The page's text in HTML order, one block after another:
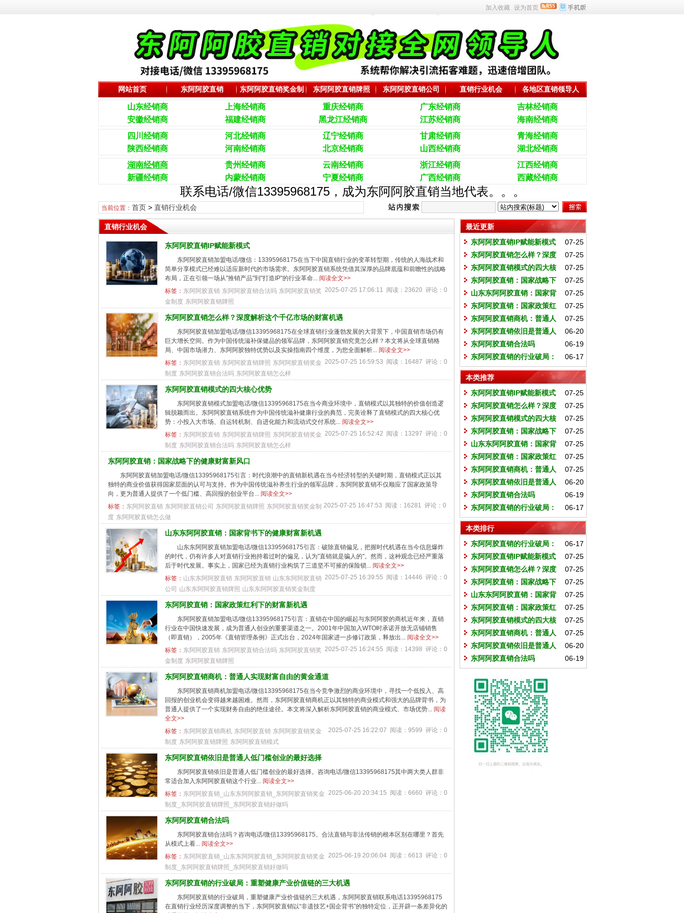
加入收藏 设为首页
网站首页 东阿阿胶直销
东阿阿胶直销奖金制
东阿阿胶直销牌照 东阿阿胶直销公司 直销行业机会 各地区直销领导人
山东经销商 上海经销商 重庆经销商 广东经销商
吉林经销商
安徽经销商
福建经销商 黑龙江经销商 江苏经销商
海南经销商
四川经销商
河北经销商 辽宁经销商 甘肃经销商
青海经销商
陕西经销商
河南经销商 北京经销商 山西经销商
湖北经销商
湖南经销商
贵州经销商 云南经销商 浙江经销商
江西经销商
新疆经销商
内蒙经销商 宁夏经销商 广西经销商 西藏经销商
联系电话/微信13395968175，成为东阿阿胶直销当地代表。。。
当前位置： 首页> 直销行业机会
直销行业机会
东阿阿胶直销IP赋能新模式
东阿阿胶直销加盟电话/微信：13395968175在当下中国直销行业的变革转型期，传统的人海战术和
简单分享模式已经难以适应新时代的市场需求。东阿阿胶直销系统凭借其深厚的品牌底蕴和前瞻性的战略
布局，正在引领一场从"推销产品"到"打造IP"的行业革命... 阅读全文>>
2025-07-25 17:06:11 阅读：23620 评论：0
标签： 东阿阿胶直销 东阿阿胶直销合法吗 东阿阿胶直销奖
金制度 东阿阿胶直销牌照
东阿阿胶直销怎么样？深度解析这个千亿市场的财富机遇
东阿阿胶直销加盟电话/微信13395968175在全球直销行业蓬勃发展的大背景下，中国直销市场仍有
巨大增长空间。作为中国传统滋补保健品的领军品牌，东阿阿胶直销究竟怎么样？本文将从全球直销格
局、中国市场潜力、东阿阿胶独特优势以及实操指南四个维度，为您全面解析... 阅读全文>>
2025-07-25 16:59:53 阅读：16487 评论：0
标签： 东阿阿胶直销 东阿阿胶直销牌照 东阿阿胶直销奖金
制度 东阿阿胶直销合法吗 东阿阿胶直销怎么样
东阿阿胶直销模式的四大核心优势
东阿阿胶直销模式加盟电话/微信13395968175在当今商业环境中，直销模式以其独特的价值创造逻
辑脱颖而出。东阿阿胶直销系统作为中国传统滋补健康行业的典范，完美诠释了直销模式的四大核心优
势：小投入大市场、自运转机制、自进化能力和流动式交付系统... 阅读全文>>
2025-07-25 16:52:42 阅读：13297 评论：0
标签： 东阿阿胶直销 东阿阿胶直销牌照 东阿阿胶直销奖金
制度 东阿阿胶直销合法吗 东阿阿胶直销怎么样
东阿阿胶直销：国家战略下的健康财富新风口
东阿阿胶直销加盟电话/微信13395968175引言：时代浪潮中的直销新机遇在当今经济转型的关键时期，直销模式正以其
独特的商业价值获得国家层面的认可与支持。作为中国传统滋补养生行业的领军品牌，东阿阿胶直销不仅顺应了国家政策导
向，更为普通人提供了一个低门槛、高回报的创业平台... 阅读全文>>
2025-07-25 16:47:53 阅读：16281 评论：0
标签： 东阿阿胶直销 东阿阿胶直销公司 东阿阿胶直销牌照 东阿阿胶直销奖金制
度 东阿阿胶直销怎么做
山东东阿阿胶直销：国家背书下的健康财富新机遇
山东东阿阿胶直销加盟电话/微信13395968175引言：破除直销偏见，把握时代机遇在当今信息爆炸
的时代，仍有许多人对直销行业抱持着过时的偏见，认为"直销就是骗人的"。然而，这种观念已经严重落
后于时代发展。事实上，国家已经为直销行业构筑了三道坚不可摧的保险锁... 阅读全文>>
2025-07-25 16:39:55 阅读：14446 评论：0
标签： 山东东阿阿胶直销 东阿阿胶直销 山东东阿阿胶直销
公司 山东东阿阿胶直销牌照 山东东阿阿胶直销奖金制度
东阿阿胶直销：国家政策红利下的财富新机遇
东阿阿胶直销加盟电话/微信13395968175引言：直销在中国的崛起与东阿阿胶的商机近年来，直销
行业在中国快速发展，成为普通人创业的重要渠道之一。2001年中国加入WTO时承诺开放无店铺销售
（即直销），2005年《直销管理条例》正式出台，2024年国家进一步修订政策，释放出... 阅读全文>>
2025-07-25 16:24:55 阅读：14398 评论：0
标签： 东阿阿胶直销 东阿阿胶直销合法吗 东阿阿胶直销奖
金制度 东阿阿胶直销牌照
东阿阿胶直销商机：普通人实现财富自由的黄金通道
东阿阿胶直销商机加盟电话/微信13395968175在当今竞争激烈的商业环境中，寻找一个低投入、高
回报的创业机会变得越来越困难。然而，东阿阿胶直销商机正以其独特的商业模式和强大的品牌背书，为
普通人提供了一个实现财务自由的绝佳途径。本文将深入解析东阿阿胶直销的商业模式、市场优势... 阅读
全文>>
2025-07-25 16:22:07 阅读：9599 评论：0
标签： 东阿阿胶直销商机 东阿阿胶直销 东阿阿胶直销奖金
制度 东阿阿胶直销牌照 东阿阿胶直销模式
东阿阿胶直销依旧是普通人低门槛创业的最好选择
东阿阿胶直销依旧是普通人低门槛创业的最好选择。咨询电话/微信13395968175其中两大类人群非
常适合加入东阿阿胶直销这个行业... 阅读全文>>
2025-06-20 20:34:15 阅读：6660 评论：0
标签： 东阿阿胶直销_山东东阿阿胶直销_东阿阿胶直销奖金
制度_东阿阿胶直销牌照_东阿阿胶直销好做吗
东阿阿胶直销合法吗
东阿阿胶直销合法吗？咨询电话/微信13395968175。合法直销与非法传销的根本区别在哪里？首先
从模式上看... 阅读全文>>
2025-06-19 20:06:04 阅读：6613 评论：0
标签： 东阿阿胶直销_山东东阿阿胶直销_东阿阿胶直销奖金
制度_东阿阿胶直销牌照_东阿阿胶直销好做吗
东阿阿胶直销的行业破局：重塑健康产业价值链的三大机遇
东阿阿胶直销的行业破局，重塑健康产业价值链的三大机遇，东阿阿胶直销联系电话13395968175
在直销行业经历深度调整的当下，东阿阿胶直销以“非遗技艺+国企背书”的独特定位，正开辟一条差异化的
最近更新
07-25
东阿阿胶直销IP赋能新模式
07-25
东阿阿胶直销怎么样？深度
解析这个千亿市场的财富机遇
07-25
东阿阿胶直销模式的四大核
心优势
07-25
东阿阿胶直销：国家战略下
的健康财富新风口
07-25
山东东阿阿胶直销：国家背
书下的健康财富新机遇
07-25
东阿阿胶直销：国家政策红
利下的财富新机遇
07-25
东阿阿胶直销商机：普通人
实现财富自由的黄金通道
06-20
东阿阿胶直销依旧是普通人
低门槛创业的最好选择
06-19
东阿阿胶直销合法吗
06-17
东阿阿胶直销的行业破局：
重塑健康产业价值链的三大机遇
本类推荐
07-25
东阿阿胶直销IP赋能新模式
07-25
东阿阿胶直销怎么样？深度
解析这个千亿市场的财富机遇
07-25
东阿阿胶直销模式的四大核
心优势
07-25
东阿阿胶直销：国家战略下
的健康财富新风口
07-25
山东东阿阿胶直销：国家背
书下的健康财富新机遇
07-25
东阿阿胶直销：国家政策红
利下的财富新机遇
07-25
东阿阿胶直销商机：普通人
实现财富自由的黄金通道
06-20
东阿阿胶直销依旧是普通人
低门槛创业的最好选择
06-19
东阿阿胶直销合法吗
06-17
东阿阿胶直销的行业破局：
重塑健康产业价值链的三大机遇
本类排行
06-17
东阿阿胶直销的行业破局：
重塑健康产业价值链的三大机遇07-25
东阿阿胶直销IP赋能新模式
07-25
东阿阿胶直销怎么样？深度
解析这个千亿市场的财富机遇
07-25
东阿阿胶直销：国家战略下
的健康财富新风口
07-25
山东东阿阿胶直销：国家背
书下的健康财富新机遇
07-25
东阿阿胶直销：国家政策红
利下的财富新机遇
07-25
东阿阿胶直销模式的四大核
心优势
07-25
东阿阿胶直销商机：普通人
实现财富自由的黄金通道
06-20
东阿阿胶直销依旧是普通人
低门槛创业的最好选择
06-19
东阿阿胶直销合法吗